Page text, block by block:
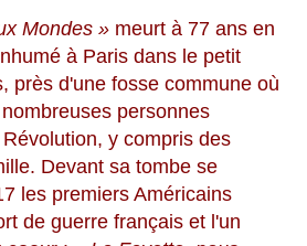
Mondes » meurt à 77 ans en
à Paris dans le petit
près d'une fosse commune où
personnes
y compris des
Devant sa tombe se
les premiers Américains
de guerre français et l'un